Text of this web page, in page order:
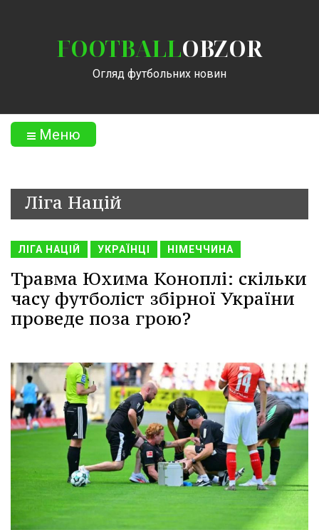
FOOTBALLOBZOR
Огляд футбольних новин
Меню
Ліга Націй
ЛІГА НАЦІЙ УКРАЇНЦІ НІМЕЧЧИНА
Травма Юхима Коноплі: скільки
часу футболіст збірної України
проведе поза грою?